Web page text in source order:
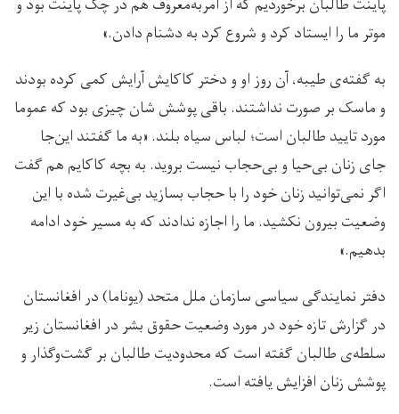
موتر ما را ایستاد کرد و شروع کرد به دشنام دادن.»
به گفته‌ی طیبه، آن روز او و دختر کاکایش آرایش کمی کرده بودند
و ماسک بر صورت نداشتند. باقی پوشش شان چیزی بود که عموما
مورد تایید طالبان است؛ لباس سیاه بلند. «به ما گفتند این‌جا
جای زنان بی‌حیا و بی‌حجاب نیست بروید. به بچه کاکایم هم گفت
اگر نمی‌توانید زنان خود را با حجاب بسازید بی‌غیرت شده با این
وضعیت بیرون نکشید. ما را اجازه ندادند که به مسیر خود ادامه
بدهیم.»
دفتر نمایندگی سیاسی سازمان ملل متحد (یوناما) در افغانستان
در گزارش تازه خود در مورد وضعیت حقوق بشر در افغانستان زیر
سلطه‌ی طالبان گفته است که محدودیت طالبان بر گشت‌وگذار و
پوشش زنان افزایش یافته است.